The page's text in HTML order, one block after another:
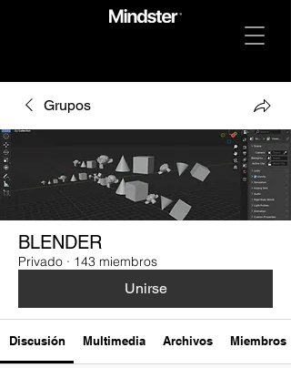
Grupos
BLENDER
Privado · 143 miembros
Unirse
Discusión Multimedia Archivos Miembros